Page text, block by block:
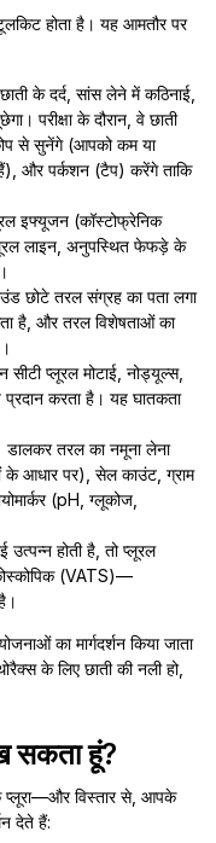
होता है। यह आमतौर पर
के दर्द, सांस लेने में कठिनाई,
परीक्षा के दौरान, वे छाती
से सुनेंगे (आपको कम या
और पर्कशन (टैप) करेंगे ताकि
इफ्यूजन (कॉस्टोफ्रेनिक
लाइन, अनुपस्थित फेफड़े के
छोटे तरल संग्रह का पता लगा
है, और तरल विशेषताओं का
सीटी प्लूरल मोटाई, नोड्यूल्स,
करता है। यह घातकता
तरल का नमूना लेना
के आधार पर), सेल काउंट, ग्राम
(pH, ग्लूकोज,
उत्पन्न होती है, तो प्लूरल
(VATS)—
का मार्गदर्शन किया जाता
के लिए छाती की नली हो,
सकता हूं?
प्लूरा—और विस्तार से, आपके
देते हैं: